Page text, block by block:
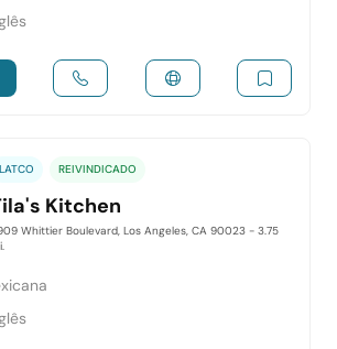
LATCO REIVINDICADO
Kitchen
Whittier Boulevard, Los Angeles, CA 90023 - 3.75